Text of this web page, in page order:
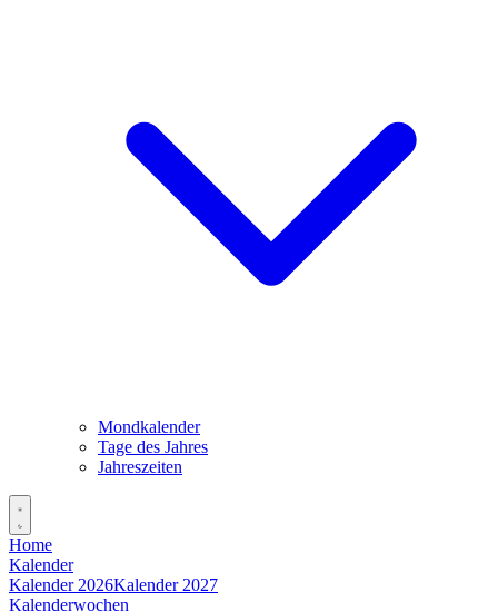
Mondkalender
Tage des Jahres
Jahreszeiten
Home
Kalender
Kalender 2026Kalender 2027
Kalenderwochen